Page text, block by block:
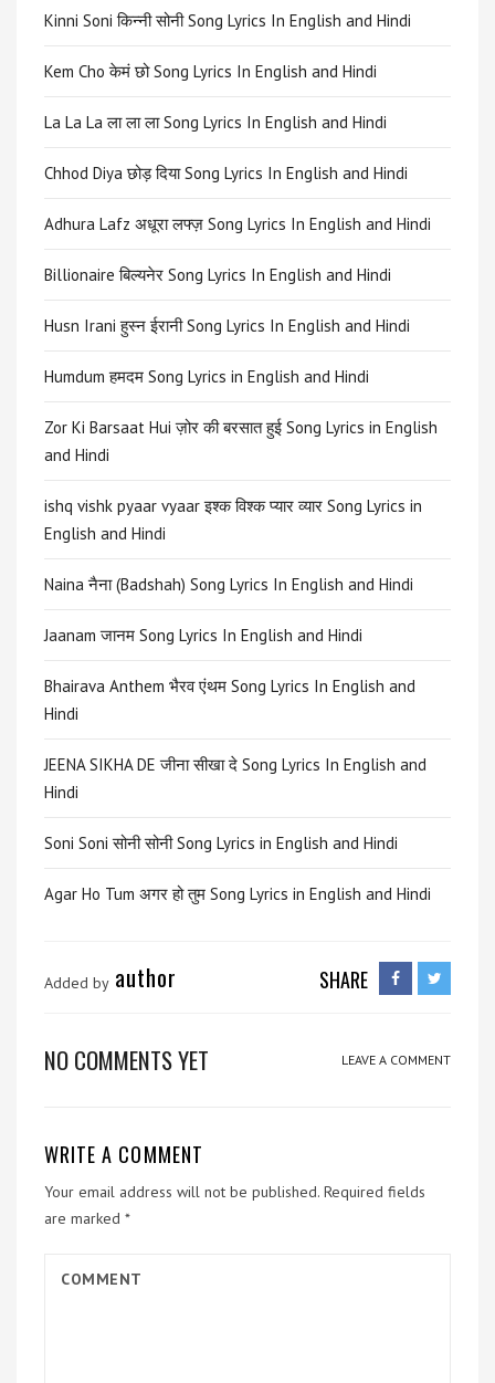
Kinni Soni किन्नी सोनी Song Lyrics In English and Hindi
Kem Cho केमं छो Song Lyrics In English and Hindi
La La La ला ला ला Song Lyrics In English and Hindi
Chhod Diya छोड़ दिया Song Lyrics In English and Hindi
Adhura Lafz अधूरा लफ्ज़ Song Lyrics In English and Hindi
Billionaire बिल्यनेर Song Lyrics In English and Hindi
Husn Irani हुस्न ईरानी Song Lyrics In English and Hindi
Humdum हमदम Song Lyrics in English and Hindi
Zor Ki Barsaat Hui ज़ोर की बरसात हुई Song Lyrics in English
and Hindi
ishq vishk pyaar vyaar इश्क विश्क प्यार व्यार Song Lyrics in
English and Hindi
Naina नैना (Badshah) Song Lyrics In English and Hindi
Jaanam जानम Song Lyrics In English and Hindi
Bhairava Anthem भैरव एंथम Song Lyrics In English and
Hindi
JEENA SIKHA DE जीना सीखा दे Song Lyrics In English and
Hindi
Soni Soni सोनी सोनी Song Lyrics in English and Hindi
Agar Ho Tum अगर हो तुम Song Lyrics in English and Hindi
Added by author SHARE
NO COMMENTS YET LEAVE A COMMENT
WRITE A COMMENT
Your email address will not be published. Required fields
are marked *